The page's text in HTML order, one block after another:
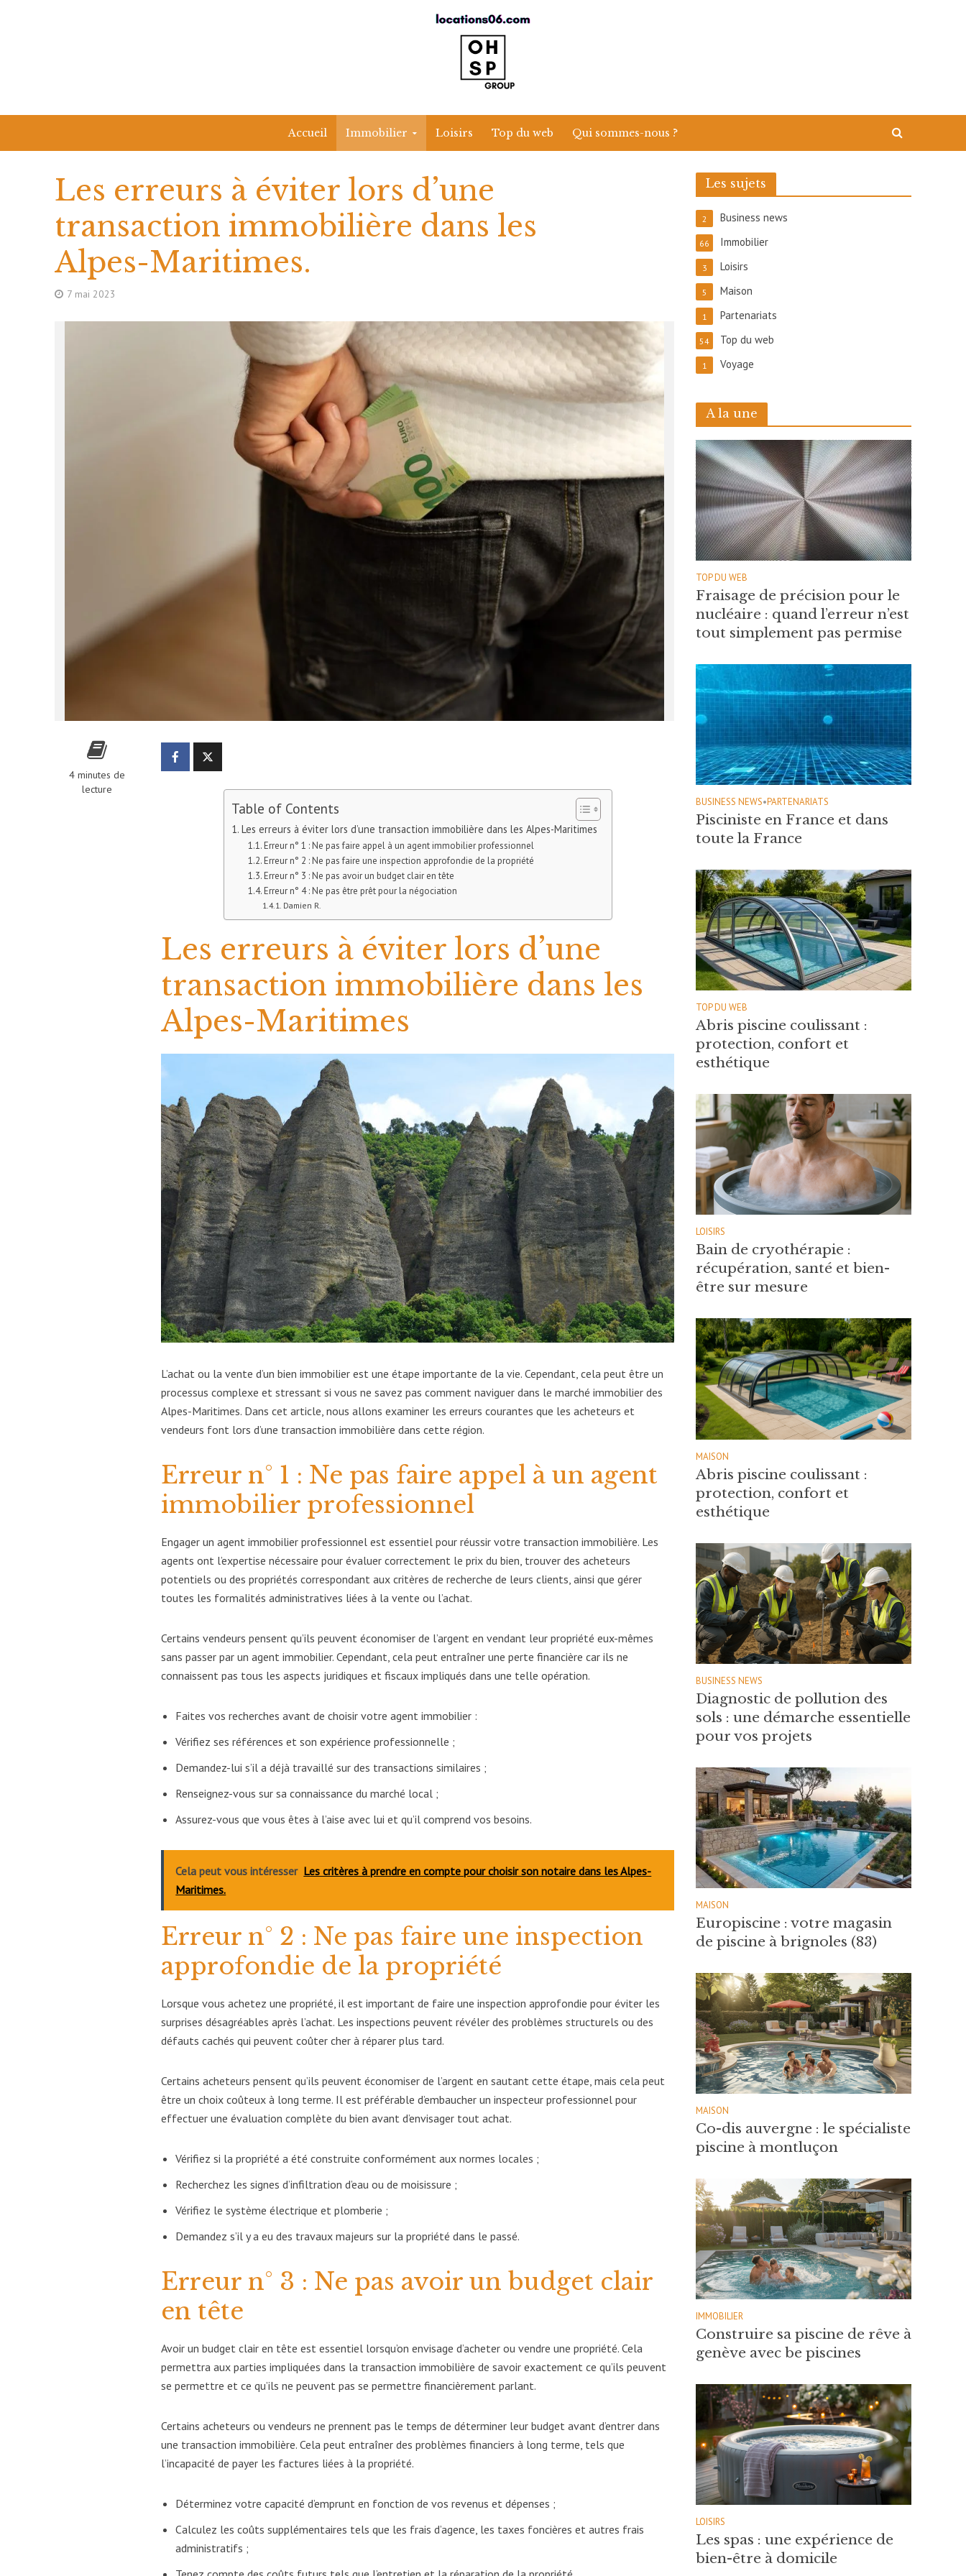
Accueil Immobilier Loisirs Top du web Qui sommes-nous ?
Les erreurs à éviter lors d’une
transaction immobilière dans les
Alpes-Maritimes.
7 mai 2023
4 minutes de
lecture
Table of Contents
Les erreurs à éviter lors d’une transaction immobilière dans les Alpes-Maritimes
Erreur n° 1 : Ne pas faire appel à un agent immobilier professionnel
Erreur n° 2 : Ne pas faire une inspection approfondie de la propriété
Erreur n° 3 : Ne pas avoir un budget clair en tête
Erreur n° 4 : Ne pas être prêt pour la négociation
Damien R.
Les erreurs à éviter lors d’une
transaction immobilière dans les
Alpes-Maritimes
L’achat ou la vente d’un bien immobilier est une étape importante de la vie. Cependant, cela peut être un
processus complexe et stressant si vous ne savez pas comment naviguer dans le marché immobilier des
Alpes-Maritimes. Dans cet article, nous allons examiner les erreurs courantes que les acheteurs et
vendeurs font lors d’une transaction immobilière dans cette région.
Erreur n° 1 : Ne pas faire appel à un agent
immobilier professionnel
Engager un agent immobilier professionnel est essentiel pour réussir votre transaction immobilière. Les
agents ont l’expertise nécessaire pour évaluer correctement le prix du bien, trouver des acheteurs
potentiels ou des propriétés correspondant aux critères de recherche de leurs clients, ainsi que gérer
toutes les formalités administratives liées à la vente ou l’achat.
Certains vendeurs pensent qu’ils peuvent économiser de l’argent en vendant leur propriété eux-mêmes
sans passer par un agent immobilier. Cependant, cela peut entraîner une perte financière car ils ne
connaissent pas tous les aspects juridiques et fiscaux impliqués dans une telle opération.
Faites vos recherches avant de choisir votre agent immobilier :
Vérifiez ses références et son expérience professionnelle ;
Demandez-lui s’il a déjà travaillé sur des transactions similaires ;
Renseignez-vous sur sa connaissance du marché local ;
Assurez-vous que vous êtes à l’aise avec lui et qu’il comprend vos besoins.
Cela peut vous intéresser Les critères à prendre en compte pour choisir son notaire dans les Alpes-
Maritimes.
Erreur n° 2 : Ne pas faire une inspection
approfondie de la propriété
Lorsque vous achetez une propriété, il est important de faire une inspection approfondie pour éviter les
surprises désagréables après l’achat. Les inspections peuvent révéler des problèmes structurels ou des
défauts cachés qui peuvent coûter cher à réparer plus tard.
Certains acheteurs pensent qu’ils peuvent économiser de l’argent en sautant cette étape, mais cela peut
être un choix coûteux à long terme. Il est préférable d’embaucher un inspecteur professionnel pour
effectuer une évaluation complète du bien avant d’envisager tout achat.
Vérifiez si la propriété a été construite conformément aux normes locales ;
Recherchez les signes d’infiltration d’eau ou de moisissure ;
Vérifiez le système électrique et plomberie ;
Demandez s’il y a eu des travaux majeurs sur la propriété dans le passé.
Erreur n° 3 : Ne pas avoir un budget clair
en tête
Avoir un budget clair en tête est essentiel lorsqu’on envisage d’acheter ou vendre une propriété. Cela
permettra aux parties impliquées dans la transaction immobilière de savoir exactement ce qu’ils peuvent
se permettre et ce qu’ils ne peuvent pas se permettre financièrement parlant.
Certains acheteurs ou vendeurs ne prennent pas le temps de déterminer leur budget avant d’entrer dans
une transaction immobilière. Cela peut entraîner des problèmes financiers à long terme, tels que
l’incapacité de payer les factures liées à la propriété.
Déterminez votre capacité d’emprunt en fonction de vos revenus et dépenses ;
Calculez les coûts supplémentaires tels que les frais d’agence, les taxes foncières et autres frais
administratifs ;
Les sujets
Business news
2
Immobilier
66
Loisirs
3
Maison
5
Partenariats
1
Top du web
54
Voyage
1
A la une
TOP DU WEB
Fraisage de précision pour le
nucléaire : quand l’erreur n’est
tout simplement pas permise
BUSINESS NEWS•PARTENARIATS
Pisciniste en France et dans
toute la France
TOP DU WEB
Abris piscine coulissant :
protection, confort et
esthétique
LOISIRS
Bain de cryothérapie :
récupération, santé et bien-
être sur mesure
MAISON
Abris piscine coulissant :
protection, confort et
esthétique
BUSINESS NEWS
Diagnostic de pollution des
sols : une démarche essentielle
pour vos projets
MAISON
Europiscine : votre magasin
de piscine à brignoles (83)
MAISON
Co-dis auvergne : le spécialiste
piscine à montluçon
IMMOBILIER
Construire sa piscine de rêve à
genève avec be piscines
LOISIRS
Les spas : une expérience de
bien-être à domicile